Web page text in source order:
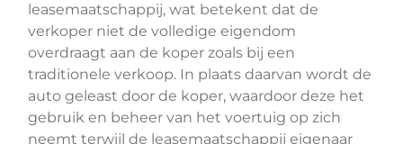
leasemaatschappij, wat betekent dat de
verkoper niet de volledige eigendom
overdraagt aan de koper zoals bij een
traditionele verkoop. In plaats daarvan wordt de
auto geleast door de koper, waardoor deze het
gebruik en beheer van het voertuig op zich
neemt terwijl de leasemaatschappij eigenaar